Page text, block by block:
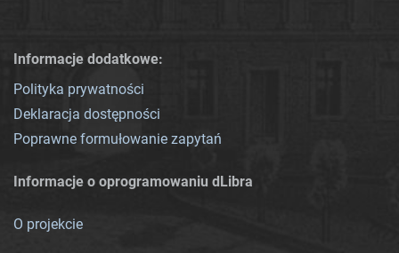
Informacje dodatkowe:
Polityka prywatności
Deklaracja dostępności
Poprawne formułowanie zapytań
Informacje o oprogramowaniu dLibra
O projekcie